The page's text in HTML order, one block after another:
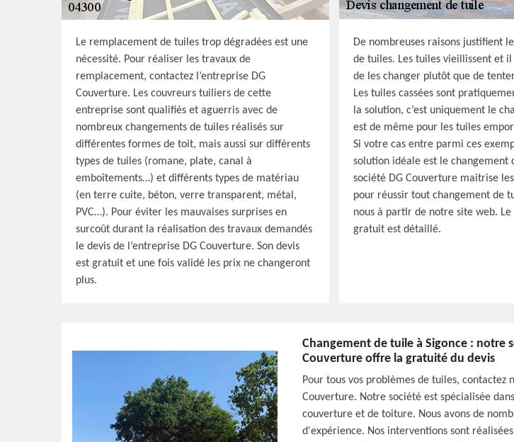
Le remplacement de tuiles trop dégradées est une
nécessité. Pour réaliser les travaux de
remplacement, contactez l’entreprise DG
Couverture. Les couvreurs tuiliers de cette
entreprise sont qualifiés et aguerris avec de
nombreux changements de tuiles réalisés sur
différentes formes de toit, mais aussi sur différents
types de tuiles (romane, plate, canal à
emboîtements…) et différents types de matériau
(en terre cuite, béton, verre transparent, métal,
PVC…). Pour éviter les mauvaises surprises en
surcoût durant la réalisation des travaux demandés
le devis de l’entreprise DG Couverture. Son devis
est gratuit et une fois validé les prix ne changeront
plus.
De nombreuses raisons justifient
de tuiles. Les tuiles vieillissent et
de les changer plutôt que de
Les tuiles cassées sont
la solution, c’est uniquement le
est de même pour les tuiles
Si votre cas entre parmi ces
solution idéale est le changement
société DG Couverture maitrise
pour réussir tout changement de
nous à partir de notre site web. Le
gratuit est détaillé.
Changement de tuile à Sigonce : notre
Couverture offre la gratuité du devis
Pour tous vos problèmes de tuiles, contactez
Couverture. Notre société est spécialisée
couverture et de toiture. Nous avons de
d'expérience. Nos interventions sont